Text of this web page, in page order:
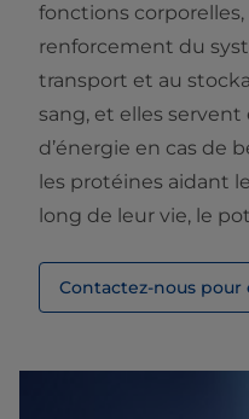
fonctions corporelles,
renforcement du
transport et au
sang, et elles
d’énergie en cas de
les protéines aidant
long de leur vie, le
Contactez-nous pour